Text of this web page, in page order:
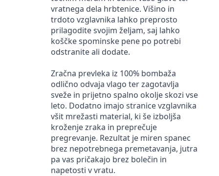
vratnega dela hrbtenice. Višino in
trdoto vzglavnika lahko preprosto
prilagodite svojim željam, saj lahko
koščke spominske pene po potrebi
odstranite ali dodate.
Zračna prevleka iz 100% bombaža
odlično odvaja vlago ter zagotavlja
sveže in prijetno spalno okolje skozi vse
leto. Dodatno imajo stranice vzglavnika
všit mrežasti material, ki še izboljša
kroženje zraka in preprečuje
pregrevanje. Rezultat je miren spanec
brez nepotrebnega premetavanja, jutra
pa vas pričakajo brez bolečin in
napetosti v vratu.